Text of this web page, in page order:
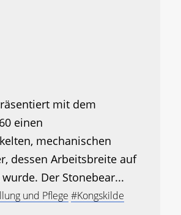
mit dem
einen
mechanischen
dessen Arbeitsbreite auf
Der Stonebear...
und Pflege #Kongskilde